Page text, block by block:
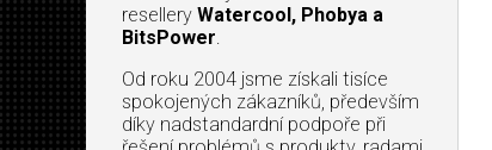
resellery Watercool, Phobya a
BitsPower.
Od roku 2004 jsme získali tisíce
spokojených zákazníků, především
díky nadstandardní podpoře při